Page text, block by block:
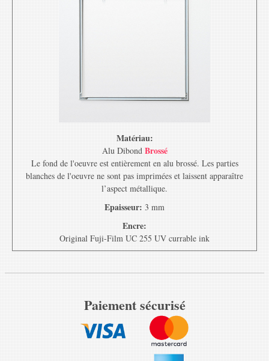
Matériau:
Alu Dibond Brossé
Le fond de l'oeuvre est entièrement en alu brossé. Les parties
blanches de l'oeuvre ne sont pas imprimées et laissent apparaître
l’aspect métallique.
Epaisseur: 3 mm
Encre:
Original Fuji-Film UC 255 UV currable ink
Paiement sécurisé